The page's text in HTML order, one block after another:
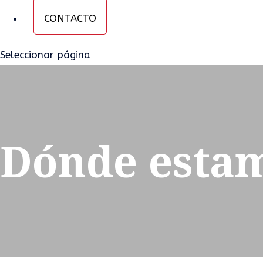
CONTACTO
Seleccionar página
Dónde